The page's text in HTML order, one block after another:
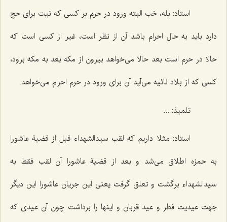
استاد: بله، خب البته ورود در حرم بر كسی كه نیت برای حج
دارد باید به حال احرام باشد آن از نظر است، غیر از كسی است كه
حالا در حرم است بعد حالا می‌خواهد بیرون از مكه بعد به مكه برود،
كسی كه از بلاد نائیه می‌آید آن برای ورود در حرم احرام می‌خواهد.
تلمیذ: ...
استاد: مثلا داریم كه لقب سیدالشهداء قبل از قضیة عاشورا
به حمزه اطلاق می‌شد و بعد از قضیة عاشورا آن لقب فقط به
سیدالشهداء برگشت و تعلق گرفت یعنی این جریان عاشورا این دیگر
جهت عیدیت فطر و عید قربان و اینها را برداشت چون آن عیدی كه